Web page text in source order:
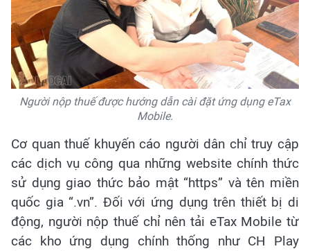
Người nộp thuế được hướng dẫn cài đặt ứng dụng eTax
Mobile.
Cơ quan thuế khuyến cáo người dân chỉ truy cập
các dịch vụ công qua những website chính thức
sử dụng giao thức bảo mật “https” và tên miền
quốc gia “.vn”. Đối với ứng dụng trên thiết bị di
động, người nộp thuế chỉ nên tải eTax Mobile từ
các kho ứng dụng chính thống như CH Play